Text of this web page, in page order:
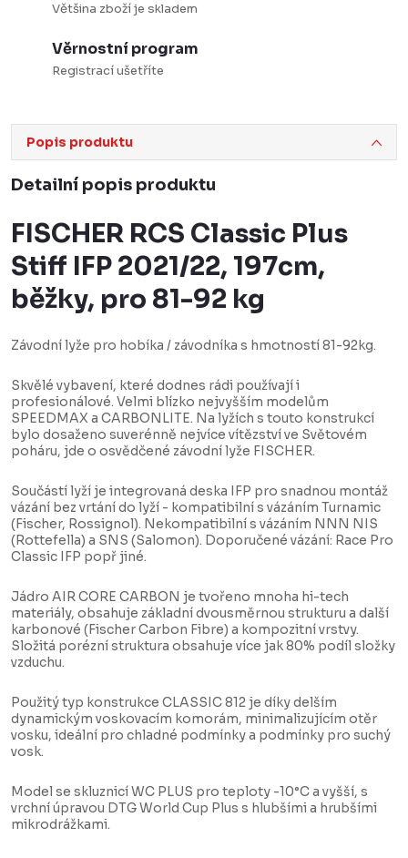
Většina zboží je skladem
Věrnostní program
Registrací ušetříte
Popis produktu
Detailní popis produktu
FISCHER RCS Classic Plus
Stiff IFP 2021/22, 197cm,
běžky, pro 81-92 kg
Závodní lyže pro hobíka / závodníka s hmotností 81-92kg.
Skvělé vybavení, které dodnes rádi používají i
profesionálové. Velmi blízko nejvyšším modelům
SPEEDMAX a CARBONLITE. Na lyžích s touto konstrukcí
bylo dosaženo suverénně nejvíce vítězství ve Světovém
poháru, jde o osvědčené závodní lyže FISCHER.
Součástí lyží je integrovaná deska IFP pro snadnou montáž
vázání bez vrtání do lyží - kompatibilní s vázáním Turnamic
(Fischer, Rossignol). Nekompatibilní s vázáním NNN NIS
(Rottefella) a SNS (Salomon). Doporučené vázání: Race Pro
Classic IFP popř jiné.
Jádro AIR CORE CARBON je tvořeno mnoha hi-tech
materiály, obsahuje základní dvousměrnou strukturu a další
karbonové (Fischer Carbon Fibre) a kompozitní vrstvy.
Složitá porézní struktura obsahuje více jak 80% podíl složky
vzduchu.
Použitý typ konstrukce CLASSIC 812 je díky delším
dynamickým voskovacím komorám, minimalizujícím otěr
vosku, ideální pro chladné podmínky a podmínky pro suchý
vosk.
Model se skluznicí WC PLUS pro teploty -10°C a vyšší, s
vrchní úpravou DTG World Cup Plus s hlubšími a hrubšími
mikrodrážkami.